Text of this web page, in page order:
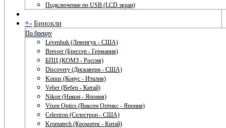
Подключение по USB (LCD экран)
+- Бинокли
По бренду
Levenhuk (Левенгук - США)
Bresser (Брессер - Германия)
БПЦ (КОМЗ - Россия)
Discovery (Дискавери - США)
Konus (Конус - Италия)
Veber (Вебер - Китай)
Nikon (Никон - Япония)
Vixen Optics (Виксен Оптикс - Япония)
Celestron (Селестрон - США)
Kromatech (Кроматек - Китай)